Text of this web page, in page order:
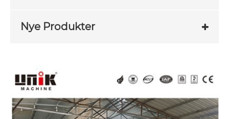
Nye Produkter